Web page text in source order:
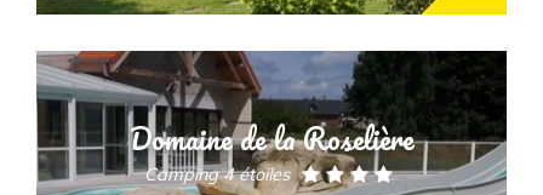
Domaine de la Roselière
Camping 4 étoiles